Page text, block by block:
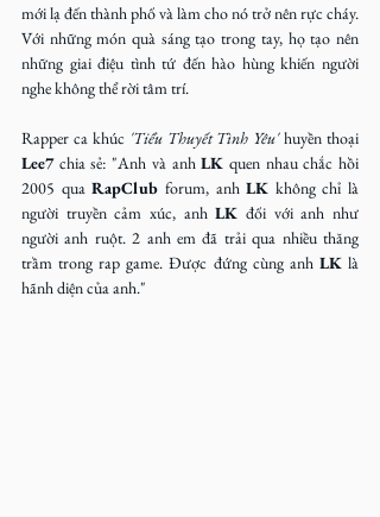
mới lạ đến thành phố và làm cho nó trở nên rực cháy.
Với những món quà sáng tạo trong tay, họ tạo nên
những giai điệu tình tứ đến hào hùng khiến người
nghe không thể rời tâm trí.
Rapper ca khúc 'Tiểu Thuyết Tình Yêu'
Lee7 chia sẻ: "Anh và anh LK quen nhau chắc hồi
2005 qua RapClub forum, anh LK không chỉ là
người truyền cảm xúc, anh LK đối với anh như
người anh ruột. 2 anh em đã trải qua nhiều thăng
trầm trong rap game. Được đứng cùng anh LK là
hãnh diện của anh."